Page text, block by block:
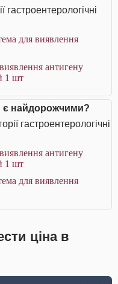
для виявлення
антигену
1 шт
є найдорожчими?
гастроентерологічні
антигену
1 шт
для виявлення
ціна в